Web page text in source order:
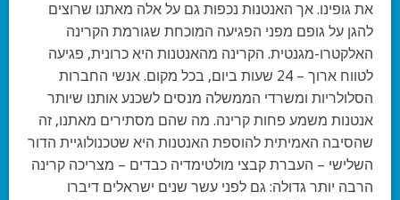
את גופינו. אך האנטנות נכפות גם על אלה מאתנו שרוצים
להגן על גופם מפני הפגיעה המוכחת שגורמת הקרינה
האלקטרו-מגנטית. הקרינה מהאנטנות היא כרונית, פגיעה
לטווח ארוך – 24 שעות ביום, בכל מקום. אנשי החברות
הסלולריות ומשרדי הממשלה מנסים לשכנע אותנו שיותר
אנטנות משמע פחות קרינה. מה שהם מסתירים מאתנו, זה
שהסיבה האמיתית להוספת האנטנות היא שטכנולוגיית הדור
השלישי – העברת קבצי מולטימדיה כבדים – מצריכה קרינה
הרבה יותר גדולה: גם לפני עשר שנים ישראלים דיברו